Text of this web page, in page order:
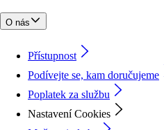
O nás
Přístupnost
Podívejte se, kam doručujeme
Poplatek za službu
Nastavení Cookies